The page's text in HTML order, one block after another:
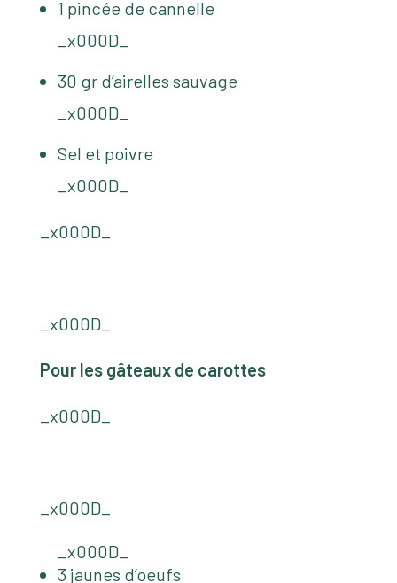
1 pincée de cannelle
_x000D_
30 gr d’airelles sauvage
_x000D_
Sel et poivre
_x000D_
_x000D_
_x000D_
Pour les gâteaux de carottes
_x000D_
_x000D_
_x000D_
3 jaunes d’oeufs